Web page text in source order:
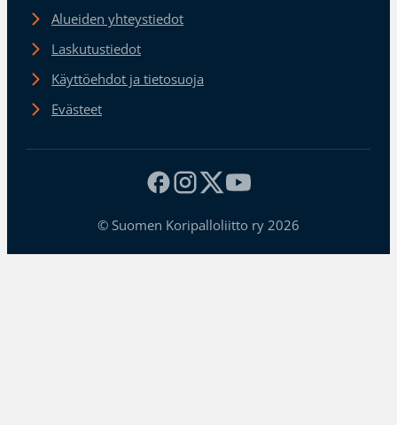
Alueiden yhteystiedot
Laskutustiedot
Käyttöehdot ja tietosuoja
Evästeet
© Suomen Koripalloliitto ry 2026